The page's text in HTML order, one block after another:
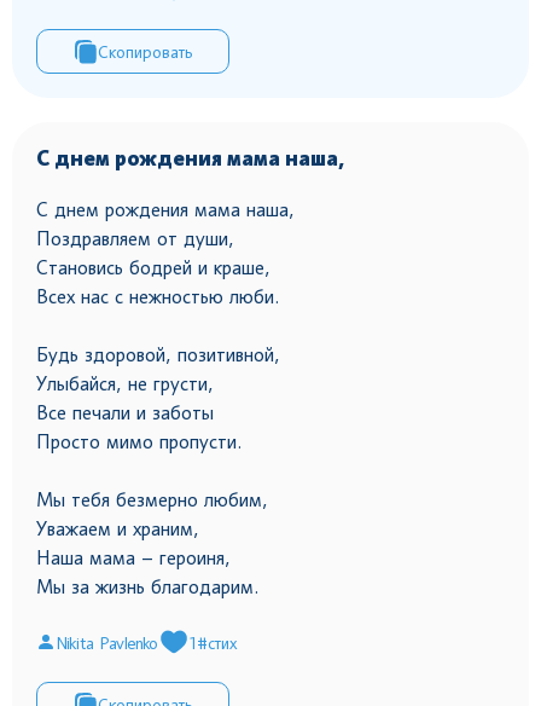
Скопировать
С днем рождения мама наша,
С днем рождения мама наша,
Поздравляем от души,
Становись бодрей и краше,
Всех нас с нежностью люби.
Будь здоровой, позитивной,
Улыбайся, не грусти,
Все печали и заботы
Просто мимо пропусти.
Мы тебя безмерно любим,
Уважаем и храним,
Наша мама – героиня,
Мы за жизнь благодарим.
Nikita Pavlenko 1#стих